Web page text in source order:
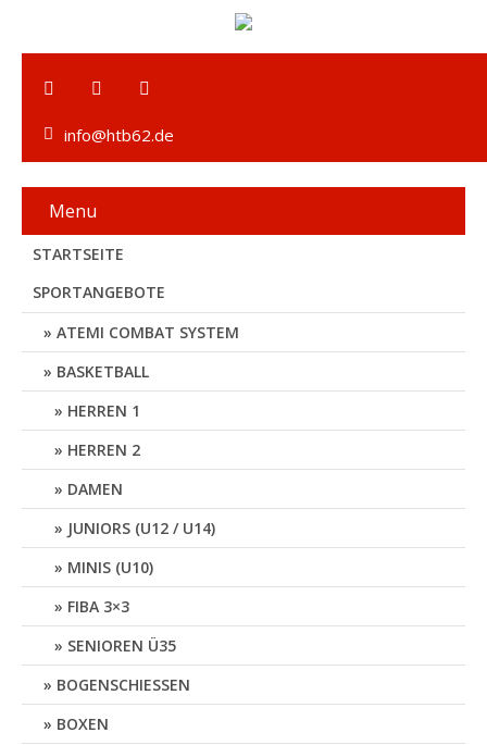
info@htb62.de
Menu
STARTSEITE
SPORTANGEBOTE
ATEMI COMBAT SYSTEM
BASKETBALL
HERREN 1
HERREN 2
DAMEN
JUNIORS (U12 / U14)
MINIS (U10)
FIBA 3×3
SENIOREN Ü35
BOGENSCHIESSEN
BOXEN